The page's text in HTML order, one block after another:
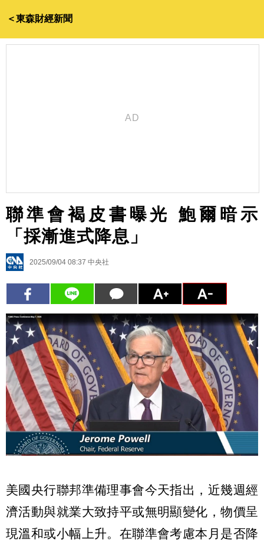
＜東森財經新聞
聯準會褐皮書曝光 鮑爾暗示
「採漸進式降息」
2025/09/04 08:37 中央社
美國央行聯邦準備理事會今天指出，近幾週經
濟活動與就業大致持平或無明顯變化，物價呈
現溫和或小幅上升。在聯準會考慮本月是否降